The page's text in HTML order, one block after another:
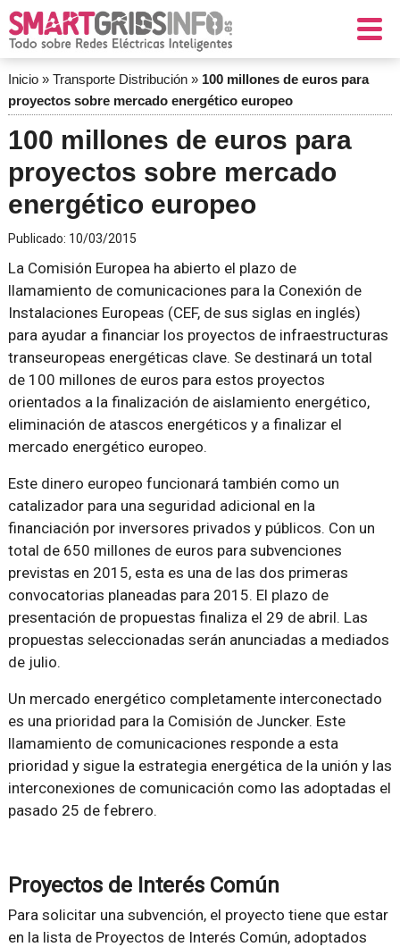
Inicio» Transporte Distribución» 100 millones de euros para
proyectos sobre mercado energético europeo
100 millones de euros para
proyectos sobre mercado
energético europeo
Publicado: 10/03/2015
La Comisión Europea ha abierto el plazo de
llamamiento de comunicaciones para la Conexión de
Instalaciones Europeas (CEF, de sus siglas en inglés)
para ayudar a financiar los proyectos de infraestructuras
transeuropeas energéticas clave. Se destinará un total
de 100 millones de euros para estos proyectos
orientados a la finalización de aislamiento energético,
eliminación de atascos energéticos y a finalizar el
mercado energético europeo.
Este dinero europeo funcionará también como un
catalizador para una seguridad adicional en la
financiación por inversores privados y públicos. Con un
total de 650 millones de euros para subvenciones
previstas en 2015, esta es una de las dos primeras
convocatorias planeadas para 2015. El plazo de
presentación de propuestas finaliza el 29 de abril. Las
propuestas seleccionadas serán anunciadas a mediados
de julio.
Un mercado energético completamente interconectado
es una prioridad para la Comisión de Juncker. Este
llamamiento de comunicaciones responde a esta
prioridad y sigue la estrategia energética de la unión y las
interconexiones de comunicación como las adoptadas el
pasado 25 de febrero.
Proyectos de Interés Común
Para solicitar una subvención, el proyecto tiene que estar
en la lista de Proyectos de Interés Común, adoptados